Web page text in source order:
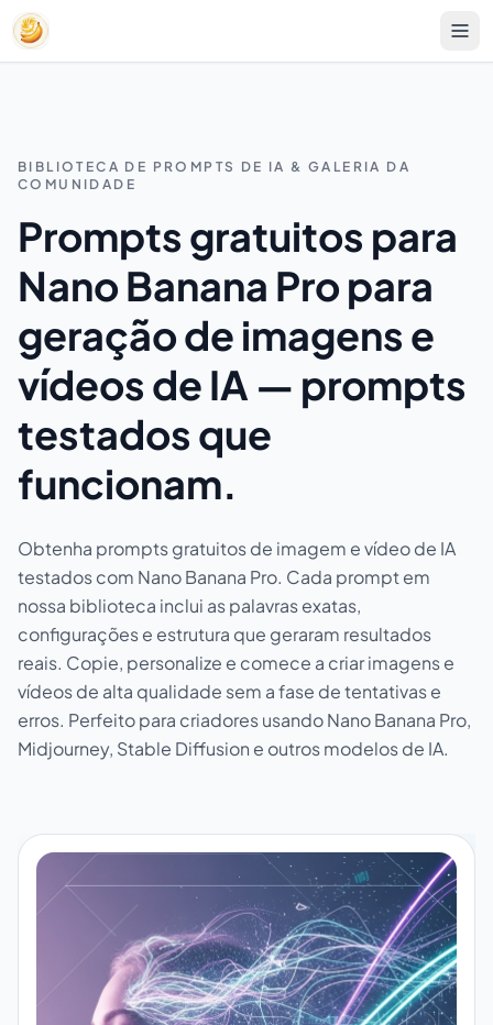
BIBLIOTECA DE PROMPTS DE IA & GALERIA DA
COMUNIDADE
Prompts gratuitos para
Nano Banana Pro para
geração de imagens e
vídeos de IA — prompts
testados que
funcionam.
Obtenha prompts gratuitos de imagem e vídeo de IA
testados com Nano Banana Pro. Cada prompt em
nossa biblioteca inclui as palavras exatas,
configurações e estrutura que geraram resultados
reais. Copie, personalize e comece a criar imagens e
vídeos de alta qualidade sem a fase de tentativas e
erros. Perfeito para criadores usando Nano Banana Pro,
Midjourney, Stable Diffusion e outros modelos de IA.